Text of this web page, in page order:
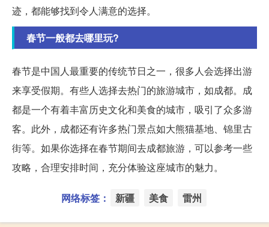
迹，都能够找到令人满意的选择。
春节一般都去哪里玩?
春节是中国人最重要的传统节日之一，很多人会选择出游
来享受假期。有些人选择去热门的旅游城市，如成都。成
都是一个有着丰富历史文化和美食的城市，吸引了众多游
客。此外，成都还有许多热门景点如大熊猫基地、锦里古
街等。如果你选择在春节期间去成都旅游，可以参考一些
攻略，合理安排时间，充分体验这座城市的魅力。
网络标签： 新疆 美食 雷州